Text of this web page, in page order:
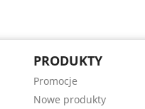
PRODUKTY
Promocje
Nowe produkty